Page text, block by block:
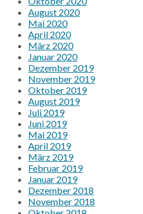
August 2020
Mai 2020
April 2020
März 2020
Januar 2020
Dezember 2019
November 2019
Oktober 2019
August 2019
Juli 2019
Juni 2019
Mai 2019
April 2019
März 2019
Februar 2019
Januar 2019
Dezember 2018
November 2018